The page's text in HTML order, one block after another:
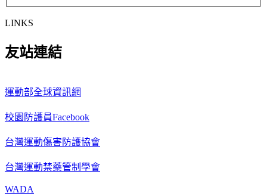
LINKS
友站連結
運動部全球資訊網
校園防護員Facebook
台灣運動傷害防護協會
台灣運動禁藥管制學會
WADA